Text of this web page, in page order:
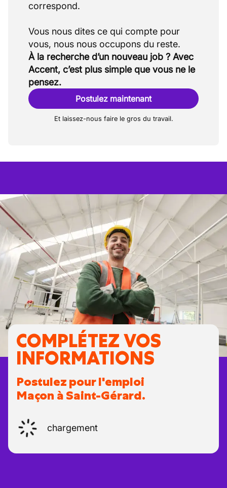
correspond.
Vous nous dites ce qui compte pour
À la recherche d’un nouveau job ? Avec
Accent, c’est plus simple que vous ne le
pensez.
Postulez maintenant
Et laissez-nous faire le gros du travail.
COMPLÉTEZ VOS
INFORMATIONS
Postulez pour l'emploi
Maçon à Saint-Gérard.
chargement